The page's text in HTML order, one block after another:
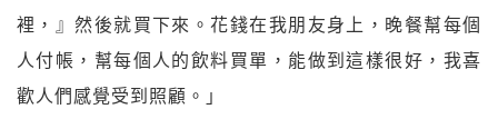
裡，』然後就買下來。花錢在我朋友身上，晚餐幫每個
人付帳，幫每個人的飲料買單，能做到這樣很好，我喜
歡人們感覺受到照顧。」